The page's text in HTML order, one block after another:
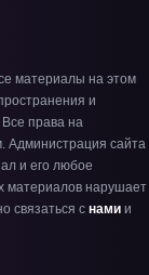
материалы на этом
и
права на
Администрация сайта
и его любое
материалов нарушает
связаться с нами и